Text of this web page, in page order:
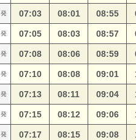
発 07:03 08:01 08:55
発 07:05 08:03 08:57
発 07:08 08:06 08:59
発 07:10 08:08 09:01
発 07:13 08:11 09:04
発 07:15 08:12 09:06
発 07:17 08:15 09:08